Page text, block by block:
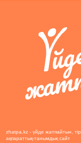
zhatpa.kz - үйде жатпайтын,
ақпараттық-танымдық сайт